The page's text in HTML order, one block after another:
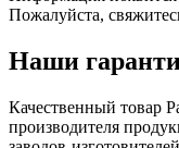
Пожалуйста,
Наши
Качественный товар
производителя